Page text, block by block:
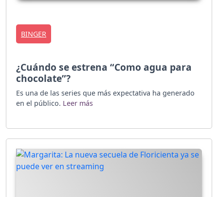
BINGER
¿Cuándo se estrena “Como agua para
chocolate”?
Es una de las series que más expectativa ha generado
en el público.